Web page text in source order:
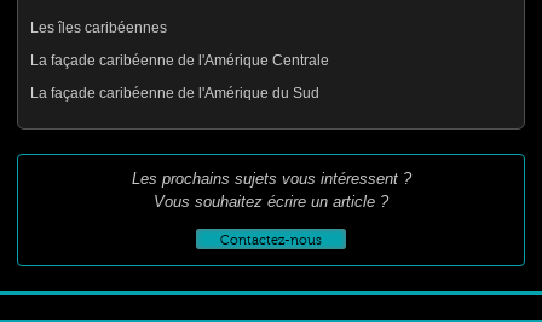
Les îles caribéennes
La façade caribéenne de l'Amérique Centrale
La façade caribéenne de l'Amérique du Sud
Les prochains sujets vous intéressent ?
Vous souhaitez écrire un article ?
Contactez-nous